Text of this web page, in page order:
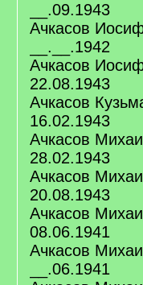
__.09.1943
Ачкасов
__.__.1942
Ачкасов
22.08.1943
Ачкасов
16.02.1943
Ачкасов
28.02.1943
Ачкасов
20.08.1943
Ачкасов
08.06.1941
Ачкасов
__.06.1941